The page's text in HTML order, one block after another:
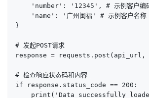
'number': '12345', # 示例客户编
    'name': '广州闽福' # 示例客户名称
}
# 发起POST请求
response = requests.post(api_url,
# 检查响应状态码和内容
if response.status_code == 200:
print('Data successfully